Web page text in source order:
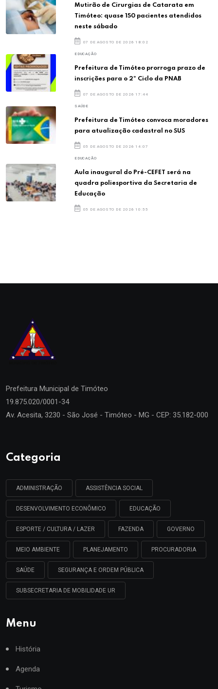
Mutirão de Cirurgias de Catarata em
Timóteo: quase 150 pacientes atendidos
neste sábado
07 DE AGOSTO DE 2026 18:02
EDUCAÇÃO
Prefeitura de Timóteo prorroga prazo de
inscrições para o 2º Ciclo da PNAB
07 DE AGOSTO DE 2026 17:44
SAÚDE
Prefeitura de Timóteo convoca moradores
para atualização cadastral no SUS
05 DE AGOSTO DE 2026 14:07
EDUCAÇÃO
Aula inaugural do Pré-CEFET será na
quadra poliesportiva da Secretaria de
Educação
05 DE AGOSTO DE 2026 10:55
Prefeitura Municipal de Timóteo
19.875.020/0001-34
Av. Acesita, 3230 - São José - Timóteo - MG - CEP: 35.182-000
Categoria
ADMINISTRAÇÃO ASSISTÊNCIA SOCIAL
DESENVOLVIMENTO ECONÔMICO EDUCAÇÃO
ESPORTE / CULTURA / LAZER FAZENDA GOVERNO
MEIO AMBIENTE PLANEJAMENTO PROCURADORIA
SAÚDE SEGURANÇA E ORDEM PÚBLICA
SUBSECRETARIA DE MOBILIDADE UR
Menu
História
Agenda